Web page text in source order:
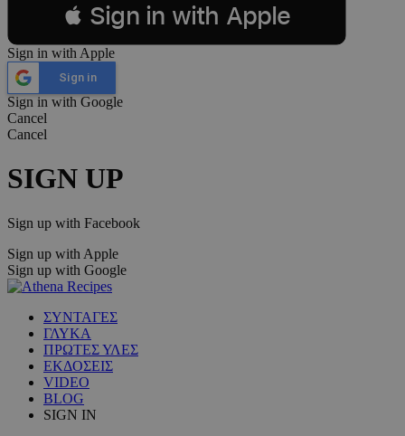
 Sign in with Apple
Sign in with Apple
Sign in
Sign in with Google
Cancel
Cancel
SIGN UP
Sign up with Facebook
Sign up with Apple
Sign up with Google
ΣΥΝΤΑΓΕΣ
ΓΛΥΚΑ
ΠΡΩΤΕΣ ΥΛΕΣ
ΕΚΔΟΣΕΙΣ
VIDEO
BLOG
SIGN IN